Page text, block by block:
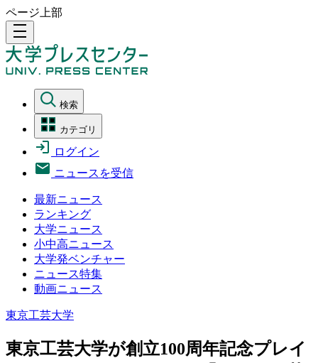
ページ上部
density_medium
検索
カテゴリ
ログイン
ニュースを受信
最新ニュース
ランキング
大学ニュース
小中高ニュース
大学発ベンチャー
ニュース特集
動画ニュース
東京工芸大学
東京工芸大学が創立100周年記念プレイ